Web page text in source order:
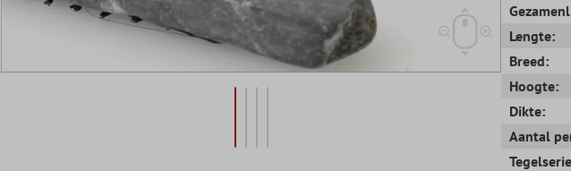
Lengte:
Breed:
Hoogte:
Dikte:
Aantal